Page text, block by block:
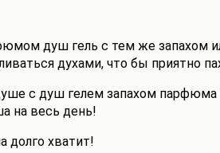
душ гель с тем же запахом
духами, что бы приятно
с душ гелем запахом
на весь день!
долго хватит!